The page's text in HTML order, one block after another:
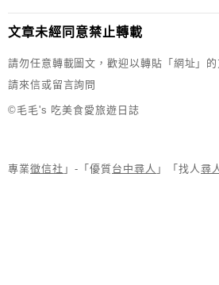
文章未經同意禁止轉載
請勿任意轉載圖文，歡迎以轉貼「網址」
請來信或留言詢問
©毛毛's 吃美食愛旅遊日誌
專業徵信社 」-「優質台中尋人 」「找人尋